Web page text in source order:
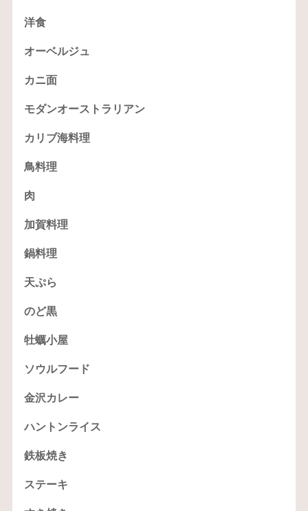
洋食
オーベルジュ
カニ面
モダンオーストラリアン
カリブ海料理
鳥料理
肉
加賀料理
鍋料理
天ぷら
のど黒
牡蠣小屋
ソウルフード
金沢カレー
ハントンライス
鉄板焼き
ステーキ